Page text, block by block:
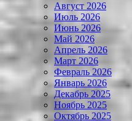
Август 2026
Июль 2026
Июнь 2026
Май 2026
Апрель 2026
Март 2026
Февраль 2026
Январь 2026
Декабрь 2025
Ноябрь 2025
Октябрь 2025